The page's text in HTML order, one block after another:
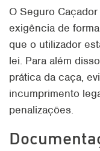
O Seguro
exigência de
que o utilizador
lei. Para além
prática da caça,
incumprimento
penalizações.